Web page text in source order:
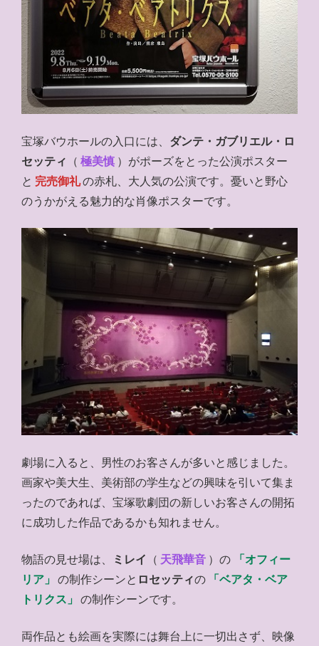
宝塚バウホールの入口には、 ダンテ・ガブリエル・ロ
セッティ （ 極美慎 ）がポーズをとった公演ポスター
と 完売御礼の赤札、大人気の公演です。憂いと野心
のうかがえる魅力的な肖像ポスターです。
劇場に入ると、男性のお客さんが多いと感じました。
画家や美大生、美術部の学生などの興味を引いて集ま
ったのであれば、宝塚歌劇団の新しいお客さんの開拓
に成功した作品であるかも知れません。
物語の見せ場は、 ミレイ （ 天飛華音 ）の
「オフィー
リア」 の制作シーンと ロセッティの 「ベアタ・ベア
トリクス」 の制作シーンです。
両作品とも絵画を実際には舞台上に一切出さず、映像